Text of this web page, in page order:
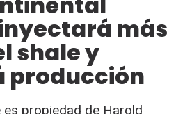
más
shale y
producción
es propiedad de Harold